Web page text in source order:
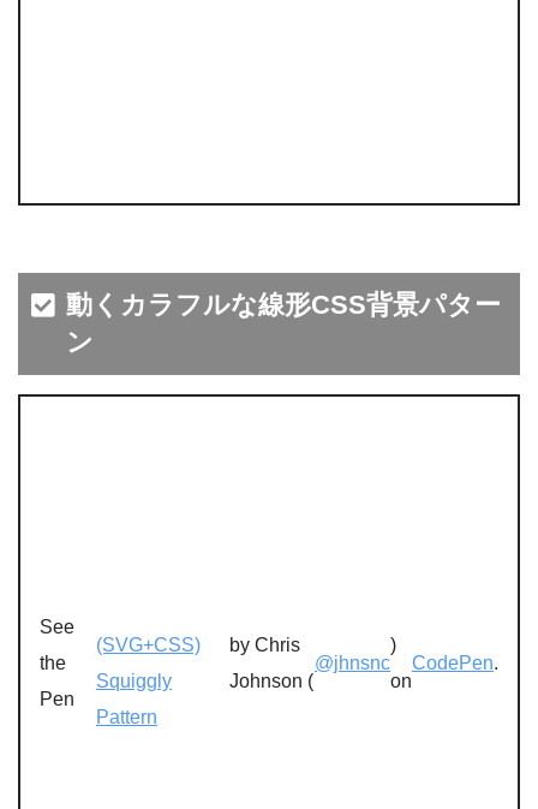
動くカラフルな線形CSS背景パター
ン
See
the
Pen
(SVG+CSS)
Squiggly
Pattern
by Chris
Johnson (
@jhnsnc
)
on
CodePen.